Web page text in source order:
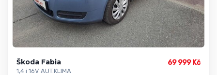
Škoda Fabia
1,4 i 16V AUT.KLIMA
69 999 Kč